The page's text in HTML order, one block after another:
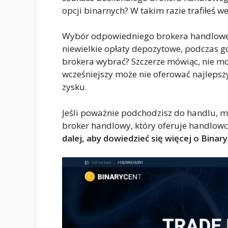
opcji binarnych? W takim razie trafiłeś
Wybór odpowiedniego brokera
niewielkie opłaty depozytowe, podczas
brokera wybrać? Szczerze mówiąc, nie
wcześniejszy może nie oferować
zysku.
Jeśli poważnie podchodzisz do handlu,
broker handlowy, który oferuje
dalej, aby dowiedzieć się więcej o